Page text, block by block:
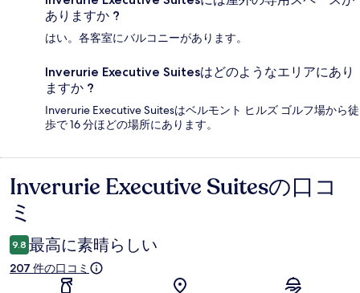
ありますか ?
はい。各客室にバルコニーがあります。
Inverurie Executive Suitesはどのようなエリアにあり
ますか ?
Inverurie Executive Suitesはベルモント ヒルズ ゴルフ場から徒
歩で 16 分ほどの場所にあります。
口
コ
ミ
Inverurie Executive Suitesの口コ
ミ
9.8 最高に素晴らしい
207 件の口コミ